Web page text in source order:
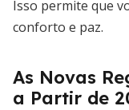
Isso permite que
conforto e paz.
As Novas
a Partir de